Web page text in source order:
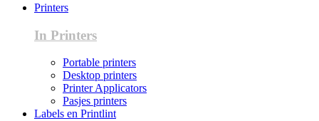
Printers
In Printers
Portable printers
Desktop printers
Printer Applicators
Pasjes printers
Labels en Printlint